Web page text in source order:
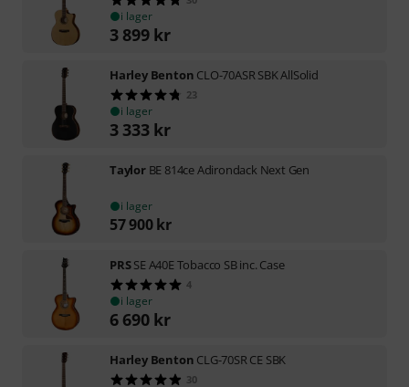
i lager
3 899 kr
Harley Benton CLO-70ASR SBK AllSolid
23
i lager
3 333 kr
Taylor BE 814ce Adirondack Next Gen
i lager
57 900 kr
PRSSE A40E Tobacco SB inc. Case
4
i lager
6 690 kr
Harley Benton CLG-70SR CE SBK
30